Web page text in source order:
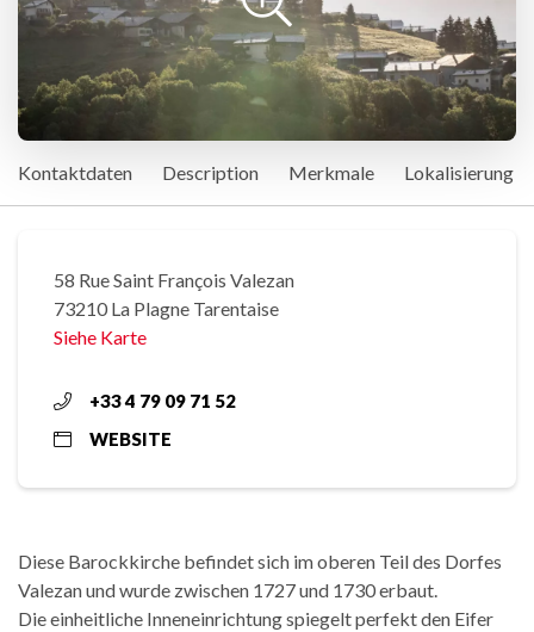
Kontaktdaten Description Merkmale Lokalisierung
58 Rue Saint François Valezan
73210 La Plagne Tarentaise
Siehe Karte
+33 4 79 09 71 52
WEBSITE
Diese Barockkirche befindet sich im oberen Teil des Dorfes
Valezan und wurde zwischen 1727 und 1730 erbaut.
Die einheitliche Inneneinrichtung spiegelt perfekt den Eifer